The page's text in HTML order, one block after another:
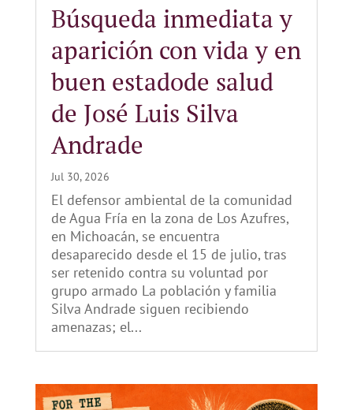
Búsqueda inmediata y
aparición con vida y en
buen estadode salud
de José Luis Silva
Andrade
Jul 30, 2026
El defensor ambiental de la comunidad
de Agua Fría en la zona de Los Azufres,
en Michoacán, se encuentra
desaparecido desde el 15 de julio, tras
ser retenido contra su voluntad por
grupo armado La población y familia
Silva Andrade siguen recibiendo
amenazas; el...